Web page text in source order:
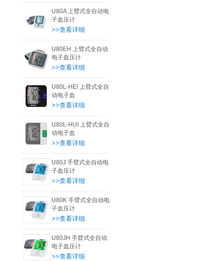
U80A 上臂式全自动电
子血压计
>>查看详细
U80EH 上臂式全自动
电子血压计
>>查看详细
U80L-HEI 上臂式全自
动电子血
>>查看详细
U80L-HUI 上臂式全自
动电子血
>>查看详细
U80J 手臂式全自动电
子血压计
>>查看详细
U80K 手臂式全自动电
子血压计
>>查看详细
U80JH 手臂式全自动
电子血压计
>>查看详细